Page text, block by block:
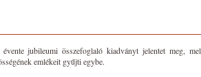
jubileumi összefoglaló kiadványt jelentet meg,
emlékeit gyűjti egybe.